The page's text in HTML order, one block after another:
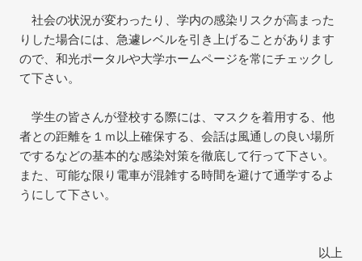
社会の状況が変わったり、学内の感染リスクが高まった
りした場合には、急遽レベルを引き上げることがあります
ので、和光ポータルや大学ホームページを常にチェックし
て下さい。
学生の皆さんが登校する際には、マスクを着用する、他
者との距離を１ｍ以上確保する、会話は風通しの良い場所
でするなどの基本的な感染対策を徹底して行って下さい。
また、可能な限り電車が混雑する時間を避けて通学するよ
うにして下さい。
以上